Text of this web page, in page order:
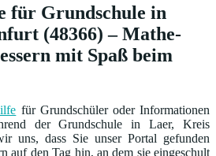
für Grundschule in
(48366) – Mathe-
mit Spaß beim
für Grundschüler oder Informationen
der Grundschule in Laer, Kreis
uns, dass Sie unser Portal gefunden
auf den Tag hin, an dem sie eingeschult